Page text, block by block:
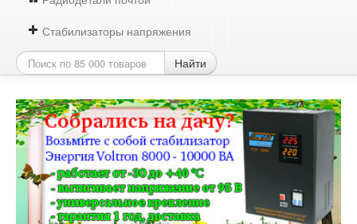
Стабилизаторы напряжения
Найти